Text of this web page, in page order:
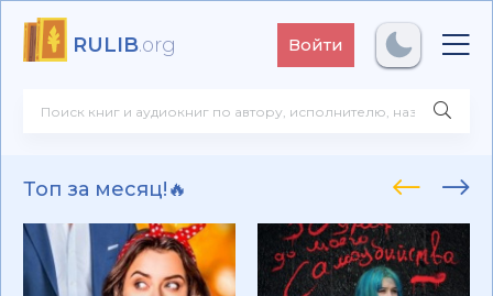
RULIB.org Войти
Топ за месяц!🔥